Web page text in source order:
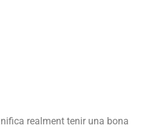
realment tenir una bona